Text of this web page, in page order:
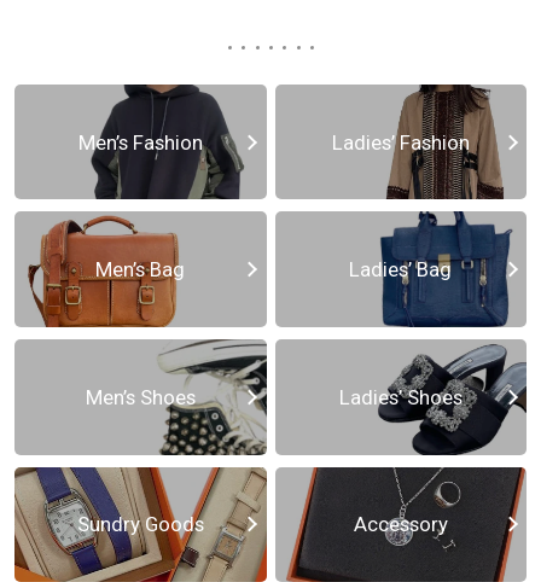
Men’s Fashion Ladies’ Fashion
Men’s Bag Ladies’ Bag
Men’s Shoes Ladies’ Shoes
Sundry Goods Accessory